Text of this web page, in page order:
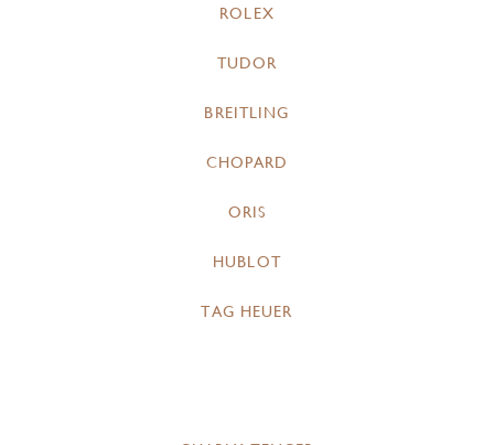
ROLEX
TUDOR
BREITLING
CHOPARD
ORIS
HUBLOT
TAG HEUER